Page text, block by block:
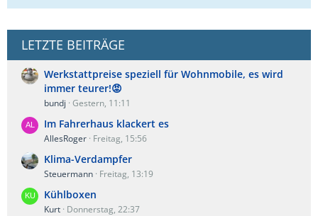
LETZTE BEITRÄGE
Werkstattpreise speziell für Wohnmobile, es wird
immer teurer!😡
bundj Gestern, 11:11
Im Fahrerhaus klackert es
AllesRoger Freitag, 15:56
Klima-Verdampfer
Steuermann Freitag, 13:19
Kühlboxen
Kurt Donnerstag, 22:37